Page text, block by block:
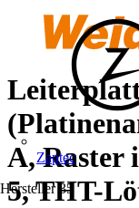
Zaptec
Hersteller 35
A, Raster
5, THT-